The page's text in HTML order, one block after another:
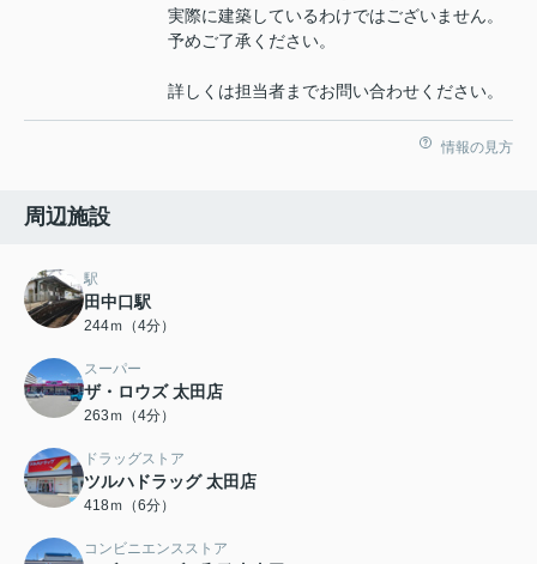
実際に建築しているわけではございません。
予めご了承ください。
詳しくは担当者までお問い合わせください。
情報の見方
周辺施設
駅
田中口駅
244ｍ（4分）
スーパー
ザ・ロウズ 太田店
263ｍ（4分）
ドラッグストア
ツルハドラッグ 太田店
418ｍ（6分）
コンビニエンスストア